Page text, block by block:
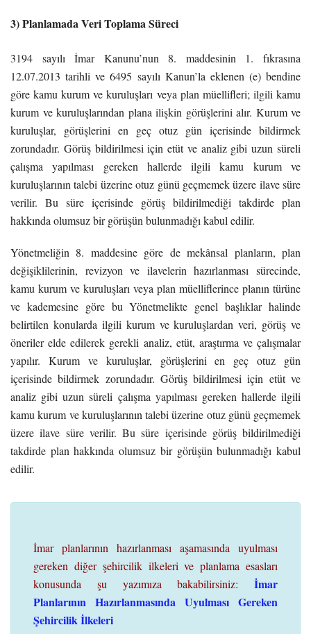
3) Planlamada Veri Toplama Süreci
3194 sayılı İmar Kanunu’nun 8. maddesinin 1. fıkrasına
12.07.2013 tarihli ve 6495 sayılı Kanun’la eklenen (e) bendine
göre kamu kurum ve kuruluşları veya plan müellifleri; ilgili kamu
kurum ve kuruluşlarından plana ilişkin görüşlerini alır. Kurum ve
kuruluşlar, görüşlerini en geç otuz gün içerisinde bildirmek
zorundadır. Görüş bildirilmesi için etüt ve analiz gibi uzun süreli
çalışma yapılması gereken hallerde ilgili kamu kurum ve
kuruluşlarının talebi üzerine otuz günü geçmemek üzere ilave süre
verilir. Bu süre içerisinde görüş bildirilmediği takdirde plan
hakkında olumsuz bir görüşün bulunmadığı kabul edilir.
Yönetmeliğin 8. maddesine göre de mekânsal planların, plan
değişiklilerinin, revizyon ve ilavelerin hazırlanması sürecinde,
kamu kurum ve kuruluşları veya plan müelliflerince planın türüne
ve kademesine göre bu Yönetmelikte genel başlıklar halinde
belirtilen konularda ilgili kurum ve kuruluşlardan veri, görüş ve
öneriler elde edilerek gerekli analiz, etüt, araştırma ve çalışmalar
yapılır. Kurum ve kuruluşlar, görüşlerini en geç otuz gün
içerisinde bildirmek zorundadır. Görüş bildirilmesi için etüt ve
analiz gibi uzun süreli çalışma yapılması gereken hallerde ilgili
kamu kurum ve kuruluşlarının talebi üzerine otuz günü geçmemek
üzere ilave süre verilir. Bu süre içerisinde görüş bildirilmediği
takdirde plan hakkında olumsuz bir görüşün bulunmadığı kabul
edilir.
İmar planlarının hazırlanması aşamasında uyulması
gereken diğer şehircilik ilkeleri ve planlama esasları
konusunda şu yazımıza bakabilirsiniz:
İmar
Planlarının Hazırlanmasında Uyulması Gereken
Şehircilik İlkeleri